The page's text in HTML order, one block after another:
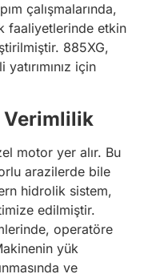
çalışmalarında,
faaliyetlerinde etkin
885XG,
için
Verimlilik
motor yer alır. Bu
arazilerde bile
hidrolik sistem,
edilmiştir.
operatöre
yük
ve